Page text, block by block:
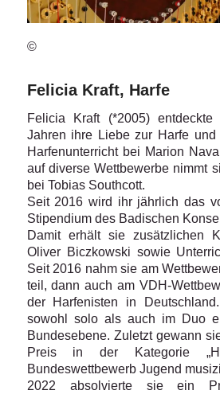
©
Felicia Kraft, Harfe
Felicia Kraft (*2005)
Jahren ihre Liebe zur Harfe und
Harfenunterricht bei Marion
auf diverse Wettbewerbe nimmt
bei Tobias Southcott.
Seit 2016 wird ihr jährlich das
Stipendium des Badischen
Damit erhält sie zusätzlichen
Oliver Biczkowski sowie
Seit 2016 nahm sie am
teil, dann auch am VDH-
der Harfenisten in
sowohl solo als auch im Duo
Bundesebene. Zuletzt gewann
Preis in der Kategorie
Bundeswettbewerb Jugend
2022 absolvierte sie ein